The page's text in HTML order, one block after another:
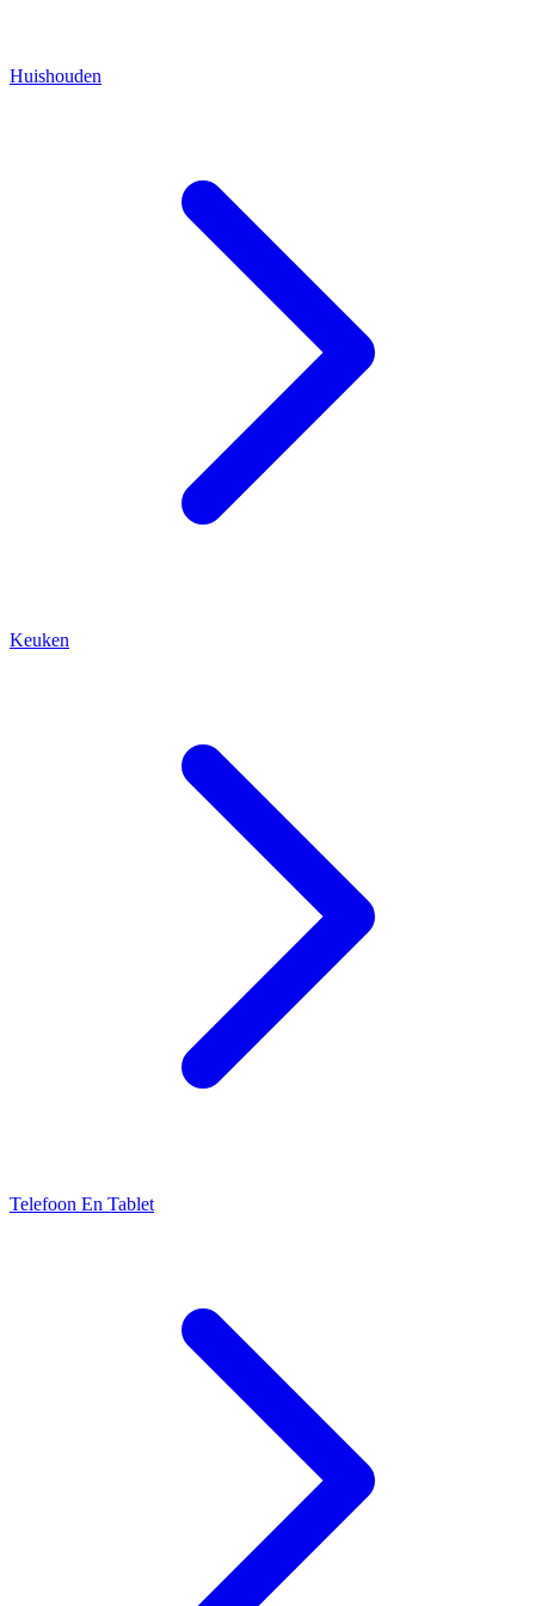
Huishouden
Keuken
Telefoon En Tablet